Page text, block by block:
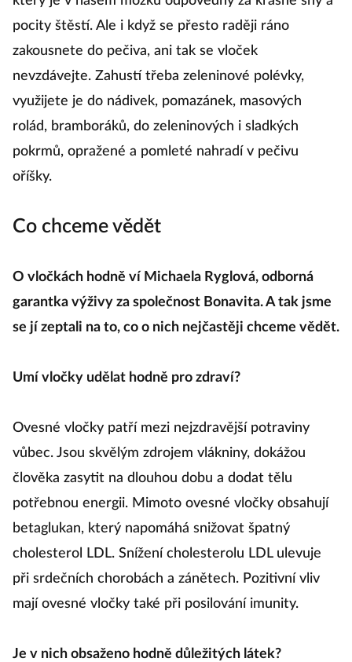
pocity štěstí. Ale i když se přesto raději ráno
zakousnete do pečiva, ani tak se vloček
nevzdávejte. Zahustí třeba zeleninové polévky,
využijete je do nádivek, pomazánek, masových
rolád, bramboráků, do zeleninových i sladkých
pokrmů, opražené a pomleté nahradí v pečivu
oříšky.
Co chceme vědět
O vločkách hodně ví Michaela Ryglová, odborná
garantka výživy za společnost Bonavita. A tak jsme
se jí zeptali na to, co o nich nejčastěji chceme vědět.
Umí vločky udělat hodně pro zdraví?
Ovesné vločky patří mezi nejzdravější potraviny
vůbec. Jsou skvělým zdrojem vlákniny, dokážou
člověka zasytit na dlouhou dobu a dodat tělu
potřebnou energii. Mimoto ovesné vločky obsahují
betaglukan, který napomáhá snižovat špatný
cholesterol LDL. Snížení cholesterolu LDL ulevuje
při srdečních chorobách a zánětech. Pozitivní vliv
mají ovesné vločky také při posilování imunity.
Je v nich obsaženo hodně důležitých látek?